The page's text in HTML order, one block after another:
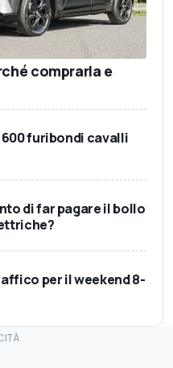
comprarla e
furibondi cavalli
di far pagare il bollo
per il weekend 8-